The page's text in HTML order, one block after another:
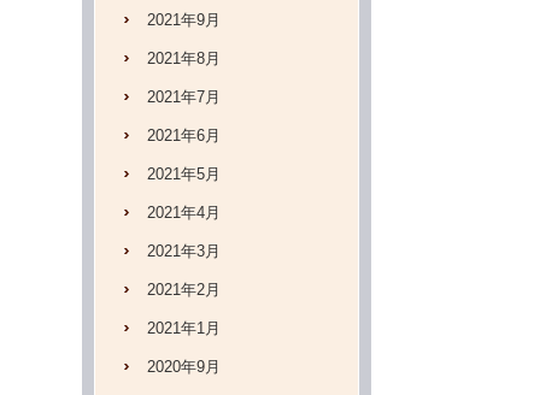
2021年9月
2021年8月
2021年7月
2021年6月
2021年5月
2021年4月
2021年3月
2021年2月
2021年1月
2020年9月